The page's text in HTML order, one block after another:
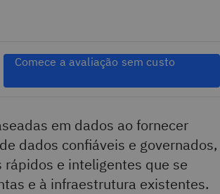
Comece a avaliação sem custo
em dados ao fornecer
dados confiáveis e governados,
e inteligentes que se
e à infraestrutura existentes.